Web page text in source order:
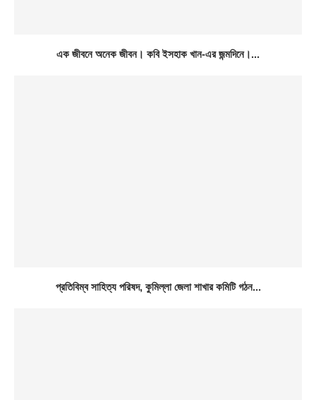
এক জীবনে অনেক জীবন। কবি ইসহাক খান-এর জন্মদিনে।...
প্রতিবিম্ব সাহিত্য পরিষদ, কুমিল্লা জেলা শাখার কমিটি গঠন...